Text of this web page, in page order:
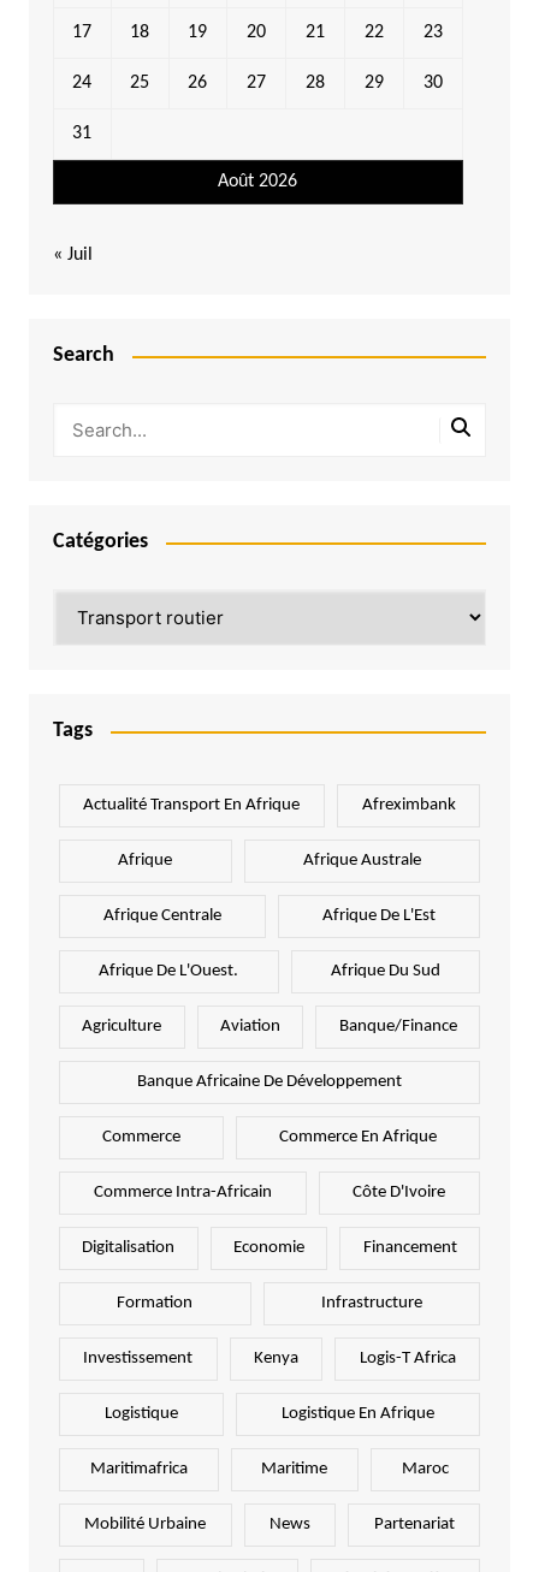
Août 2026
17 18 19 20 21 22 23
24 25 26 27 28 29 30
31
« Juil
Search
Catégories
Tags
Actualité Transport En Afrique Afreximbank
Afrique Afrique Australe
Afrique Centrale Afrique De L'Est
Afrique De L'Ouest. Afrique Du Sud
Agriculture Aviation Banque/Finance
Banque Africaine De Développement
Commerce Commerce En Afrique
Commerce Intra-Africain Côte D'Ivoire
Digitalisation Economie Financement
Formation Infrastructure
Investissement Kenya Logis-T Africa
Logistique Logistique En Afrique
Maritimafrica Maritime Maroc
Mobilité Urbaine News Partenariat